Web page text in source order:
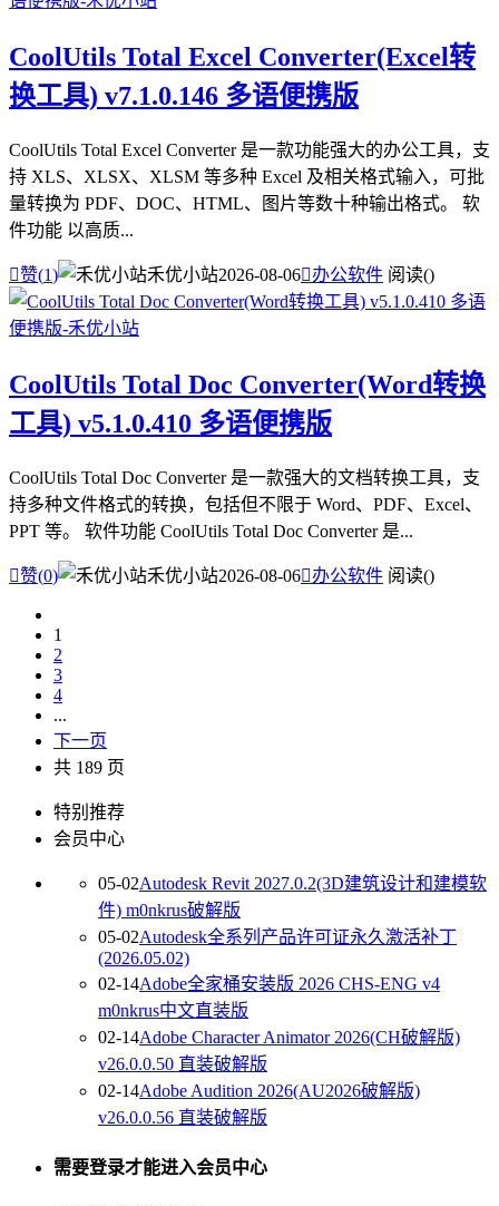
CoolUtils Total Excel Converter(Excel转
换工具) v7.1.0.146 多语便携版
CoolUtils Total Excel Converter 是一款功能强大的办公工具，支
持 XLS、XLSX、XLSM 等多种 Excel 及相关格式输入，可批
量转换为 PDF、DOC、HTML、图片等数十种输出格式。 软
件功能 以高质...
赞(1) 禾优小站2026-08-06办公软件 阅读()
CoolUtils Total Doc Converter(Word转换
工具) v5.1.0.410 多语便携版
CoolUtils Total Doc Converter 是一款强大的文档转换工具，支
持多种文件格式的转换，包括但不限于 Word、PDF、Excel、
PPT 等。 软件功能 CoolUtils Total Doc Converter 是...
赞(0) 禾优小站2026-08-06办公软件 阅读()
1
2
3
4
...
下一页
共 189 页
特别推荐
会员中心
05-02Autodesk Revit 2027.0.2(3D建筑设计和建模软
件) m0nkrus破解版
05-02Autodesk全系列产品许可证永久激活补丁
(2026.05.02)
02-14Adobe全家桶安装版 2026 CHS-ENG v4
m0nkrus中文直装版
02-14Adobe Character Animator 2026(CH破解版)
v26.0.0.50 直装破解版
02-14Adobe Audition 2026(AU2026破解版)
v26.0.0.56 直装破解版
需要登录才能进入会员中心